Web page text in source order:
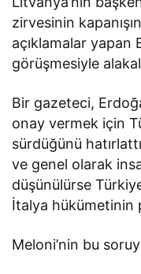
zirvesinin
açıklamalar yapan
görüşmesiyle
Bir gazeteci,
onay vermek için
sürdüğünü
ve genel olarak
düşünülürse
İtalya hükümetinin
Meloni’nin bu